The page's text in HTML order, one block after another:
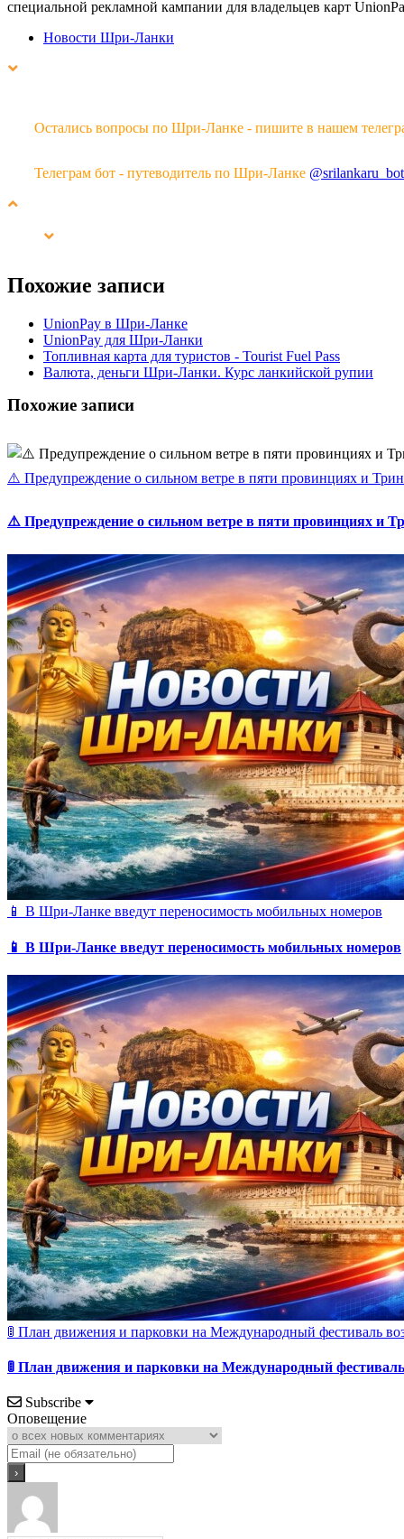
специальной рекламной кампании для владельцев карт
Новости Шри-Ланки
Остались вопросы по Шри-Ланке - пишите в нашем
Телеграм бот - путеводитель по Шри-Ланке @srilankaru_bot
Похожие записи
UnionPay в Шри-Ланке
UnionPay для Шри-Ланки
Топливная карта для туристов - Tourist Fuel Pass
Валюта, деньги Шри-Ланки. Курс ланкийской рупии
Похожие записи
⚠️ Предупреждение о сильном ветре в пяти провинциях и
⚠️ Предупреждение о сильном ветре в пяти провинциях и
📱 В Шри-Ланке введут переносимость мобильных номеров
📱 В Шри-Ланке введут переносимость мобильных номеров
🚦 План движения и парковки на Международный фестиваль
🚦 План движения и парковки на Международный
Subscribe
Оповещение